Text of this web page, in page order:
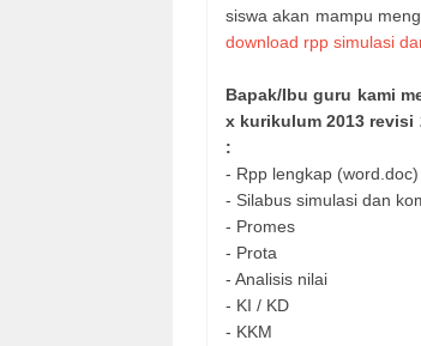
siswa akan mampu
download rpp simulasi
Bapak/Ibu guru kami
x kurikulum 2013 revisi
:
- Rpp lengkap
- Silabus simulasi dan
- Promes
- Prota
- Analisis nilai
- KI / KD
- KKM